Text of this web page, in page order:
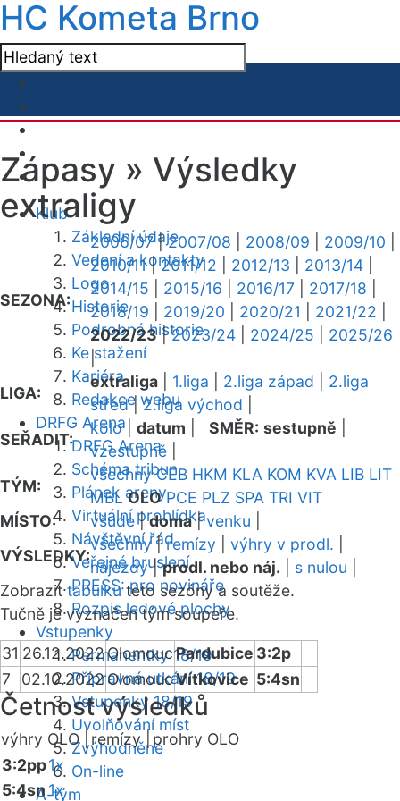
HC Kometa Brno
Klub
Základní údaje
Vedení a kontakty
Logo
Historie
Podrobná historie
Ke stažení
Kariéra
Redakce webu
DRFG Arena
DRFG Arena
Schéma tribun
Plánek areny
Virtuální prohlídka
Návštěvní řád
Veřejné bruslení
PRESS: pro novináře
Rozpis ledové plochy
Vstupenky
Permanentky 18/19
Přípravná utkání 18/19
Vstupenky 18/19
Uvolňování míst
Zvýhodněné
On-line
A-tým
Zápasy » Výsledky
extraligy
SEZONA:
2006/07|2007/08 2008/09 2009/10
2010/11|2011/12 2012/13 2013/14
2014/15
2015/16 2016/17 2017/18
2018/19
2019/20 2020/21 2021/22
2022/23|2023/24 2024/25
2025/26
|
LIGA:
extraliga 1.liga 2.liga západ
2.liga
střed|2.liga východ
SEŘADIT:
kolo| datum SMĚR: sestupně
vzestupně
TÝM:
všechny CEB HKM KLA KOM KVA LIB LIT
MBL OLO PCE PLZ SPA TRI VIT
MÍSTO:
všude|doma|venku
VÝSLEDKY:
všechny|remízy výhry v prodl.
nájezdy|prodl. nebo náj. s nulou
Zobrazittabulkutéto sezóny a soutěže.
Tučně je vyznačen tým soupeře.
31 26.12.2022OlomoucPardubice 3:2p
7
02.10.2022OlomoucVítkovice 5:4sn
Četnost výsledků
výhry OLO | remízy | prohry OLO
3:2pp1x
5:4sn1x